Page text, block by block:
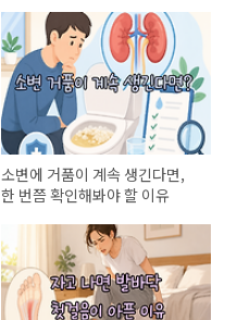
소변에 거품이 계속 생긴다면,
한 번쯤 확인해봐야 할 이유